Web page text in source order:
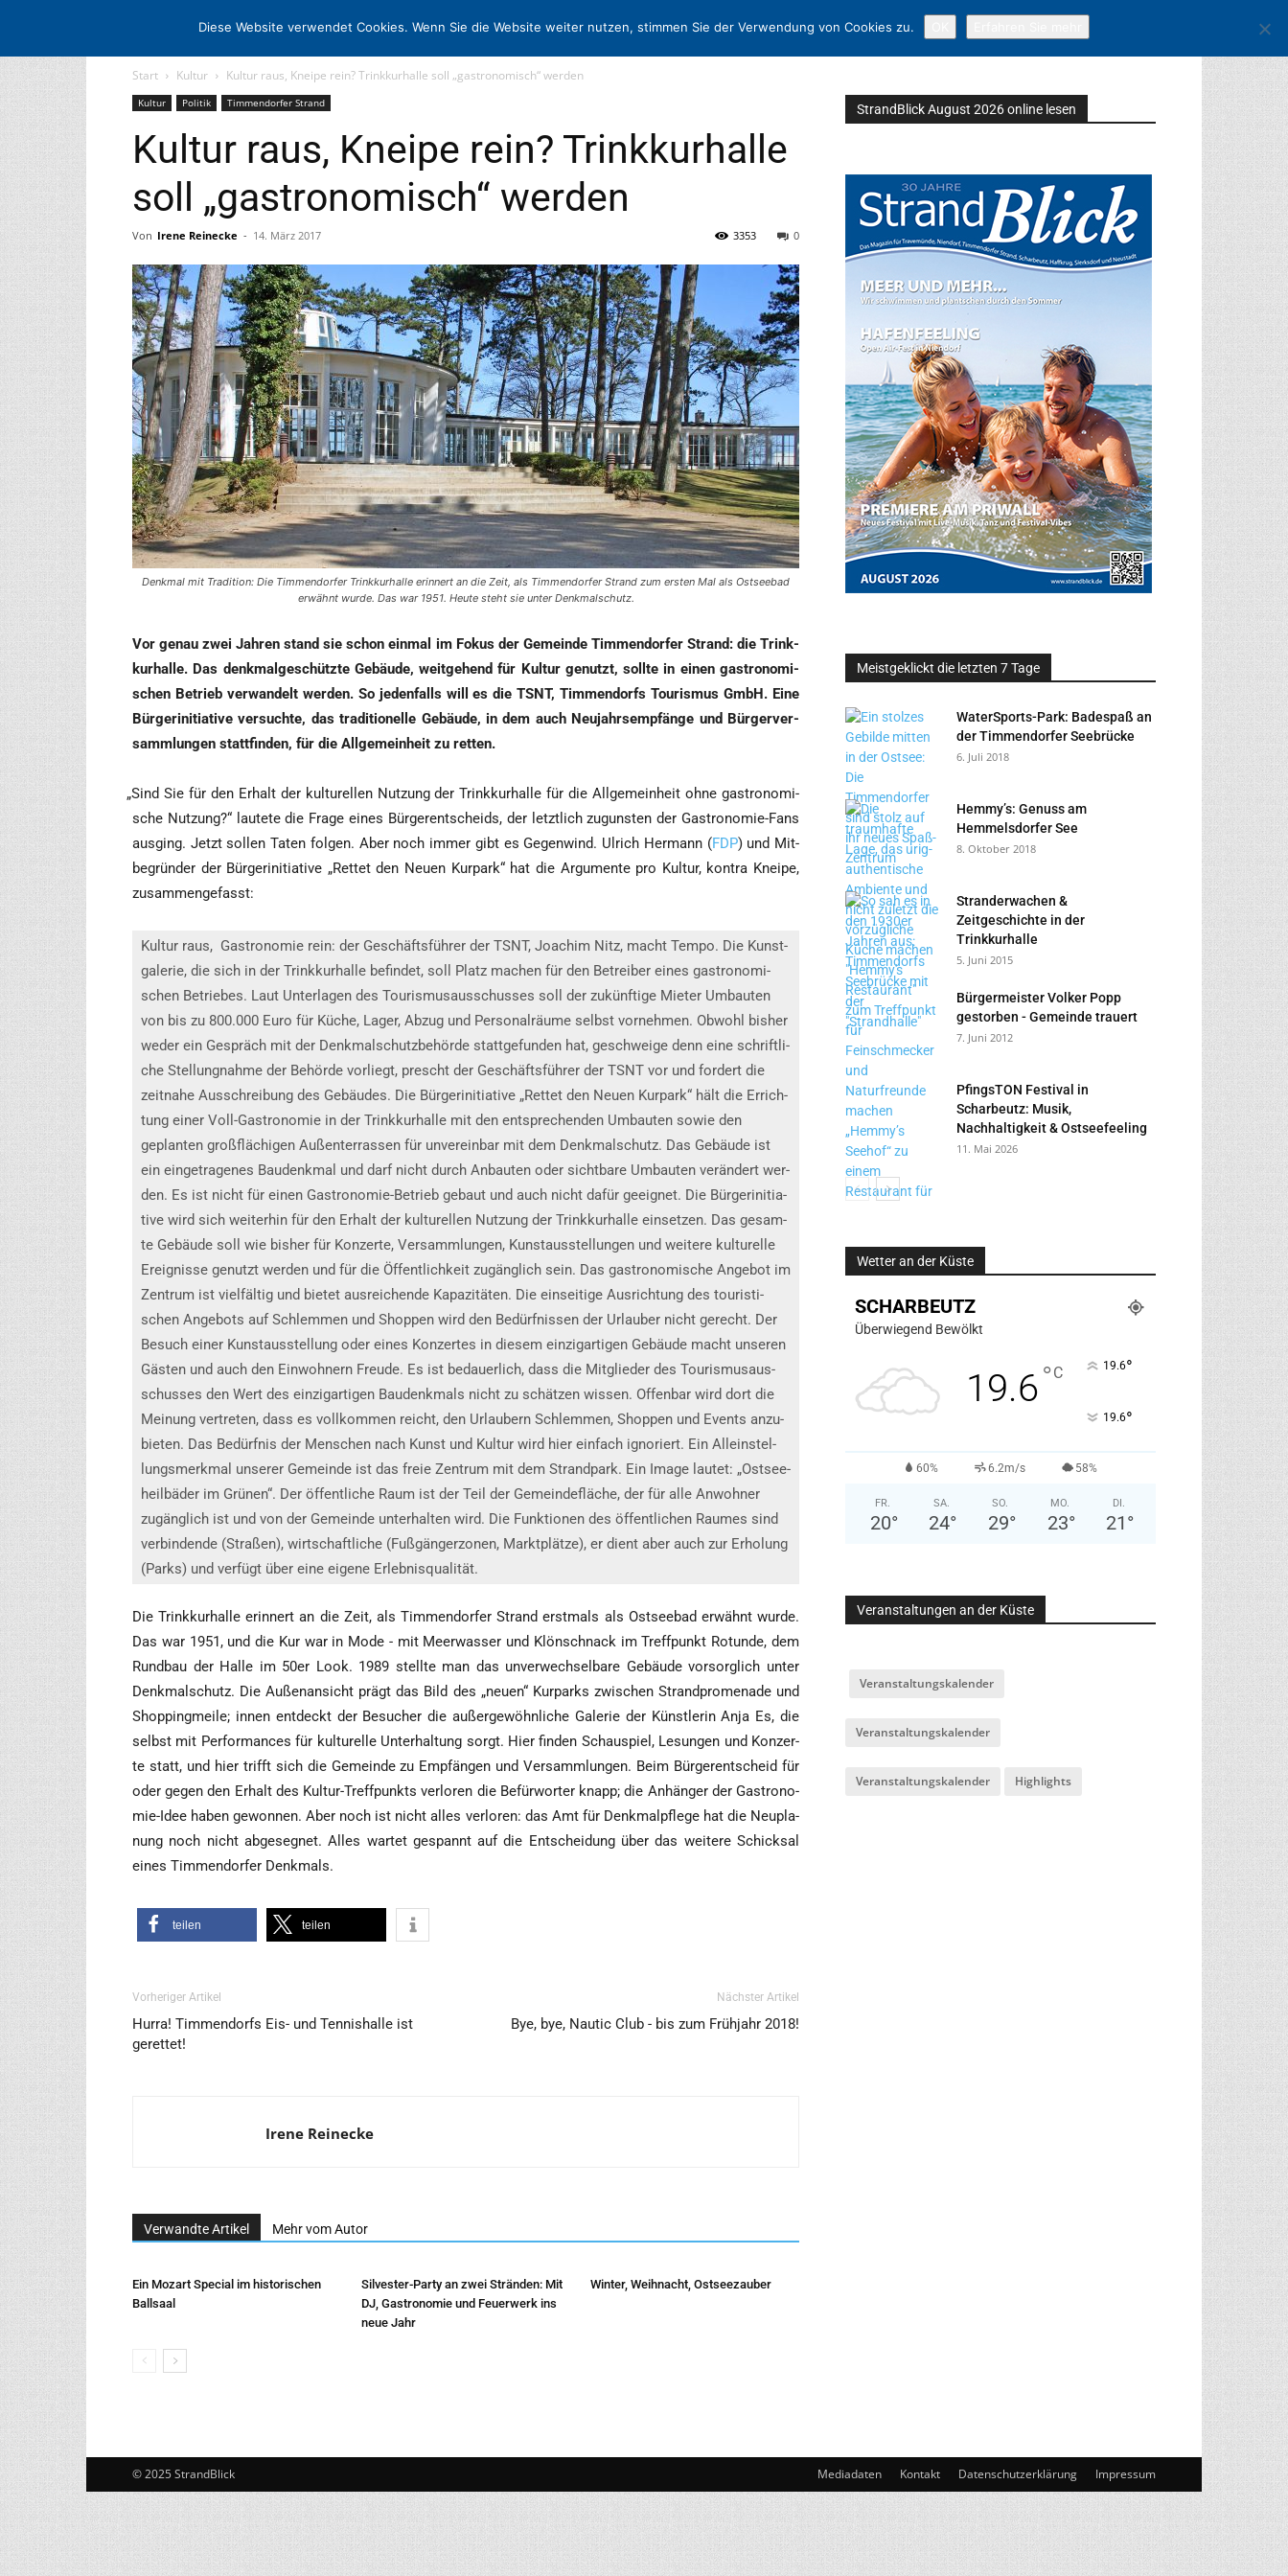
STARTSEITE ARCHIV MEDIADATEN KONTAKT
Start Kultur Kultur raus, Kneipe rein? Trinkkurhalle soll „gastronomisch“ werden
Kultur Politik Timmendorfer Strand
Kultur raus, Kneipe rein? Trinkkurhalle
soll „gastronomisch“ werden
Von Irene Reinecke - 14. März 2017 0
3353
Denkmal mit Tradition: Die Timmendorfer Trinkkurhalle erinnert an die Zeit, als Timmendorfer Strand zum ersten Mal als Ostseebad
erwähnt wurde. Das war 1951. Heute steht sie unter Denkmalschutz.
Vor genau zwei Jah­ren stand sie schon ein­mal im Fokus der Gemein­de Tim­men­dor­fer Strand: die Trink­
kur­hal­le. Das denk­mal­ge­schütz­te Gebäu­de, weit­ge­hend für Kul­tur genutzt, soll­te in einen gas­tro­no­mi­
schen Betrieb ver­wan­delt wer­den. So jeden­falls will es die TSNT, Tim­men­dorfs Tou­ris­mus GmbH. Eine
Bür­ger­initia­ti­ve ver­such­te, das tra­di­tio­nel­le Gebäu­de, in dem auch Neu­jahrs­emp­fän­ge und Bür­ger­ver­
samm­lun­gen statt­fin­den, für die All­ge­mein­heit zu retten.
„Sind Sie für den Erhalt der kul­tu­rel­len Nut­zung der Trink­kur­hal­le für die All­ge­mein­heit ohne gas­tro­no­mi­
sche Nut­zung?“ lau­te­te die Fra­ge eines Bür­ger­ent­scheids, der letzt­lich zuguns­ten der Gas­tro­no­mie-Fans
aus­ging. Jetzt sol­len Taten fol­gen. Aber noch immer gibt es Gegen­wind. Ulrich Her­mann (FDP) und Mit­
be­grün­der der Bür­ger­initia­ti­ve „Ret­tet den Neu­en Kur­park“ hat die Argu­men­te pro Kul­tur, kon­tra Knei­pe,
zusammengefasst:
Kul­tur raus, ­ Gas­tro­no­mie rein: der Geschäfts­füh­rer der TSNT, Joa­chim Nitz, macht Tem­po. Die Kunst­
ga­le­rie, die sich in der Trink­kur­hal­le befin­det, soll Platz machen für den Betrei­ber eines gas­tro­no­mi­
schen Betrie­bes. Laut Unter­la­gen des Tou­ris­mus­aus­schus­ses soll der zukünf­ti­ge Mie­ter Umbau­ten
von bis zu 800.000 Euro für Küche, Lager, Abzug und Per­so­nal­räu­me selbst vor­neh­men. Obwohl bis­her
weder ein Gespräch mit der Denk­mal­schutz­be­hör­de statt­ge­fun­den hat, geschwei­ge denn eine schrift­li­
che Stel­lung­nah­me der Behör­de vor­liegt, prescht der Geschäfts­füh­rer der TSNT vor und for­dert die
zeit­na­he Aus­schrei­bung des Gebäu­des. Die Bür­ger­initia­ti­ve „Ret­tet den Neu­en Kur­park“ hält die Errich­
tung einer Voll-Gas­tro­no­mie in der Trink­kur­hal­le mit den ent­spre­chen­den Umbau­ten sowie den
geplan­ten groß­flä­chi­gen Außen­ter­ras­sen für unver­ein­bar mit dem Denk­mal­schutz. Das Gebäu­de ist
ein ein­ge­tra­ge­nes Bau­denk­mal und darf nicht durch Anbau­ten oder sicht­ba­re Umbau­ten ver­än­dert wer­
den. Es ist nicht für einen Gas­tro­no­mie-Betrieb gebaut und auch nicht dafür geeig­net. Die Bür­ger­initia­
ti­ve wird sich wei­ter­hin für den Erhalt der kul­tu­rel­len Nut­zung der Trink­kur­hal­le ein­set­zen. Das gesam­
te Gebäu­de soll wie bis­her für Kon­zer­te, Ver­samm­lun­gen, Kunst­aus­stel­lun­gen und wei­te­re kul­tu­rel­le
Ereig­nis­se genutzt wer­den und für die Öffent­lich­keit zugäng­lich sein. Das gas­tro­no­mi­sche Ange­bot im
Zen­trum ist viel­fäl­tig und bie­tet aus­rei­chen­de Kapa­zi­tä­ten. Die ein­sei­ti­ge Aus­rich­tung des tou­ris­ti­
schen Ange­bots auf Schlem­men und Shop­pen wird den Bedürf­nis­sen der Urlau­ber nicht gerecht. Der
Besuch einer Kunst­aus­stel­lung oder eines Kon­zer­tes in die­sem ein­zig­ar­ti­gen Gebäu­de macht unse­ren
Gäs­ten und auch den Ein­woh­nern Freu­de. Es ist bedau­er­lich, dass die Mit­glie­der des Tou­ris­mus­aus­
schus­ses den Wert des ein­zig­ar­ti­gen Bau­denk­mals nicht zu schät­zen wis­sen. Offen­bar wird dort die
Mei­nung ver­tre­ten, dass es voll­kom­men reicht, den Urlau­bern Schlem­men, Shop­pen und Events anzu­
bie­ten. Das Bedürf­nis der Men­schen nach Kunst und Kul­tur wird hier ein­fach igno­riert. Ein Allein­stel­
lungs­merk­mal unse­rer Gemein­de ist das freie Zen­trum mit dem Strand­park. Ein Image lau­tet: „Ost­see­
heil­bä­der im Grü­nen“. Der öffent­li­che Raum ist der Teil der Gemein­de­flä­che, der für alle Anwoh­ner
zugäng­lich ist und von der Gemein­de unter­hal­ten wird. Die Funk­tio­nen des öffent­li­chen Rau­mes sind
ver­bin­den­de (Stra­ßen), wirt­schaft­li­che (Fuß­gän­ger­zo­nen, Markt­plät­ze), er dient aber auch zur Erho­lung
(Parks) und ver­fügt über eine eige­ne Erlebnisqualität.
Die Trink­kur­hal­le erin­nert an die Zeit, als Tim­men­dor­fer Strand erst­mals als Ost­see­bad erwähnt wur­de.
Das war 1951, und die Kur war in Mode - mit Meer­was­ser und Klön­schnack im Treff­punkt Rotun­de, dem
Rund­bau der Hal­le im 50er Look. 1989 stell­te man das unver­wech­sel­ba­re Gebäu­de vor­sorg­lich unter
Denk­mal­schutz. Die Außen­an­sicht prägt das Bild des „neu­en“ Kur­parks zwi­schen Strand­pro­me­na­de und
Shop­ping­mei­le; innen ent­deckt der Besu­cher die außer­ge­wöhn­li­che Gale­rie der Künst­le­rin Anja Es, die
selbst mit Per­for­man­ces für kul­tu­rel­le Unter­hal­tung sorgt. Hier fin­den Schau­spiel, Lesun­gen und Kon­zer­
te statt, und hier trifft sich die Gemein­de zu Emp­fän­gen und Ver­samm­lun­gen. Beim Bür­ger­ent­scheid für
oder gegen den Erhalt des Kul­tur-Treff­punkts ver­lo­ren die Befür­wor­ter knapp; die Anhän­ger der Gas­tro­no­
mie-Idee haben gewon­nen. Aber noch ist nicht alles ver­lo­ren: das Amt für Denk­mal­pfle­ge hat die Neu­pla­
nung noch nicht abge­seg­net. Alles war­tet gespannt auf die Ent­schei­dung über das wei­te­re Schick­sal
eines Tim­men­dor­fer Denkmals.
tei­len tei­len
Vorheriger Artikel
Hurra! Timmendorfs Eis- und Tennishalle ist
gerettet!
Nächster Artikel
Bye, bye, Nautic Club - bis zum Frühjahr 2018!
Irene Reinecke
Verwandte Artikel Mehr vom Autor
Ein Mozart Special im historischen
Ballsaal
Silvester-Party an zwei Stränden: Mit
DJ, Gastronomie und Feuerwerk ins
neue Jahr
Winter, Weihnacht, Ostseezauber
StrandBlick August 2026 online lesen
Meistgeklickt die letzten 7 Tage
WaterSports-Park: Badespaß an
der Timmendorfer Seebrücke
6. Juli 2018
Hemmy’s: Genuss am
Hemmelsdorfer See
8. Oktober 2018
Stranderwachen &
Zeitgeschichte in der
Trinkkurhalle
5. Juni 2015
Bürgermeister Volker Popp
gestorben - Gemeinde trauert
7. Juni 2012
PfingsTON Festival in
Scharbeutz: Musik,
Nachhaltigkeit & Ostseefeeling
11. Mai 2026
Wetter an der Küste
SCHARBEUTZ
Überwiegend Bewölkt
19.6°C 19.6°
19.6°
60% 6.2m/s 58%
FR.
20°
SA.
24°
SO.
29°
MO.
23°
DI.
21 °
Veranstaltungen an der Küste
Veranstaltungskalender
Veranstaltungskalender
Veranstaltungskalender Highlights
Mediadaten Kontakt Datenschutzerklärung Impressum
© 2025 StrandBlick
Diese Website verwendet Cookies. Wenn Sie die Website weiter nutzen, stimmen Sie der Verwendung von Cookies zu.